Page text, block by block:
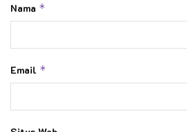
Nama *
Email *